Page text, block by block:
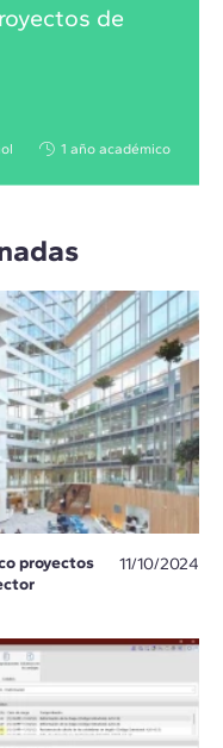
de
1 año académico
proyectos
11/10/2024